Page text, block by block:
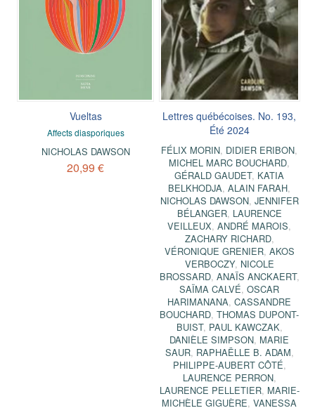
Vueltas
Affects diasporiques
NICHOLAS DAWSON
20,99 €
Lettres québécoises. No. 193,
Été 2024
FÉLIX MORIN, DIDIER ERIBON,
MICHEL MARC BOUCHARD,
GÉRALD GAUDET, KATIA
BELKHODJA,ALAIN FARAH,
NICHOLAS DAWSON, JENNIFER
BÉLANGER, LAURENCE
VEILLEUX,ANDRÉ MAROIS,
ZACHARY RICHARD,
VÉRONIQUE GRENIER, AKOS
VERBOCZY, NICOLE
BROSSARD, ANAÏS ANCKAERT,
SAÏMA CALVÉ,OSCAR
HARIMANANA,CASSANDRE
BOUCHARD,THOMAS DUPONT-
BUIST, PAUL KAWCZAK,
DANIÈLE SIMPSON, MARIE
SAUR, RAPHAËLLE B. ADAM,
PHILIPPE-AUBERT CÔTÉ,
LAURENCE PERRON,
LAURENCE PELLETIER, MARIE-
MICHÈLE GIGUÈRE,VANESSA